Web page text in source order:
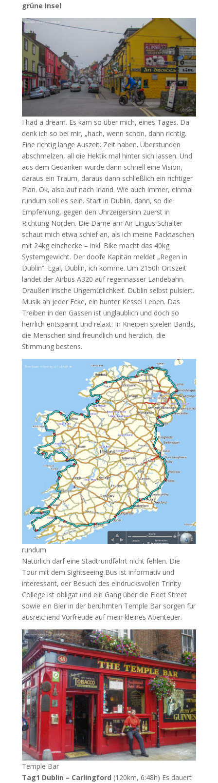
grüne Insel
I had a dream. Es kam so über mich, eines Tages. Da
denk ich so bei mir, „hach, wenn schon, dann richtig.
Eine richtig lange Auszeit. Zeit haben. Überstunden
abschmelzen, all die Hektik mal hinter sich lassen. Und
aus dem Gedanken wurde dann schnell eine Vision,
daraus ein Traum, daraus dann schließlich ein richtiger
Plan. Ok, also auf nach Irland. Wie auch immer, einmal
rundum soll es sein. Start in Dublin, dann, so die
Empfehlung, gegen den Uhrzeigersinn zuerst in
Richtung Norden. Die Dame am Air Lingus Schalter
schaut mich etwa schief an, als ich meine Packtaschen
mit 24kg einchecke – inkl. Bike macht das 40kg
Systemgewicht. Der doofe Kapitän meldet „Regen in
Dublin“. Egal, Dublin, ich komme. Um 2150h Ortszeit
landet der Airbus A320 auf regennasser Landebahn.
Draußen irische Ungemütlichkeit. Dublin selbst pulsiert.
Musik an jeder Ecke, ein bunter Kessel Leben. Das
Treiben in den Gassen ist unglaublich und doch so
herrlich entspannt und relaxt. In Kneipen spielen Bands,
die Menschen sind freundlich und herzlich, die
Stimmung bestens.
rundum
Natürlich darf eine Stadtrundfahrt nicht fehlen. Die
Tour mit dem Sightseeing Bus ist informativ und
interessant, der Besuch des eindrucksvollen Trinity
College ist obligat und ein Gang über die Fleet Street
sowie ein Bier in der berühmten Temple Bar sorgen für
ausreichend Vorfreude auf mein kleines Abenteuer.
Temple Bar
Tag1 Dublin – Carlingford (120km, 6:48h) Es dauert